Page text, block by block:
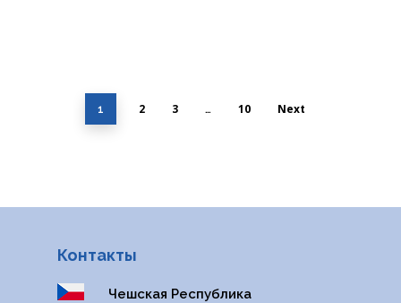
1 2 3 … 10 Next
Контакты
Чешская Республика